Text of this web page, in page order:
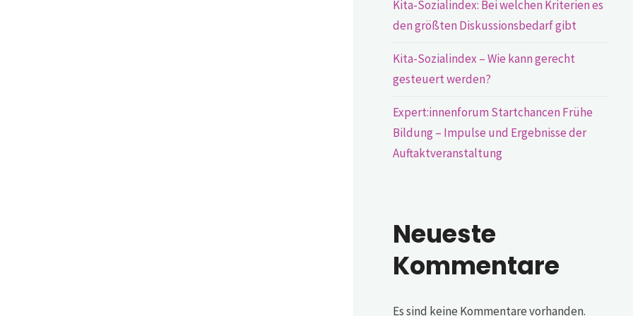
Kita-Sozialindex: Bei welchen Kriterien es
den größten Diskussionsbedarf gibt
Kita-Sozialindex – Wie kann gerecht
gesteuert werden?
Expert:innenforum Startchancen Frühe
Bildung – Impulse und Ergebnisse der
Auftaktveranstaltung
Neueste
Kommentare
Es sind keine Kommentare vorhanden.